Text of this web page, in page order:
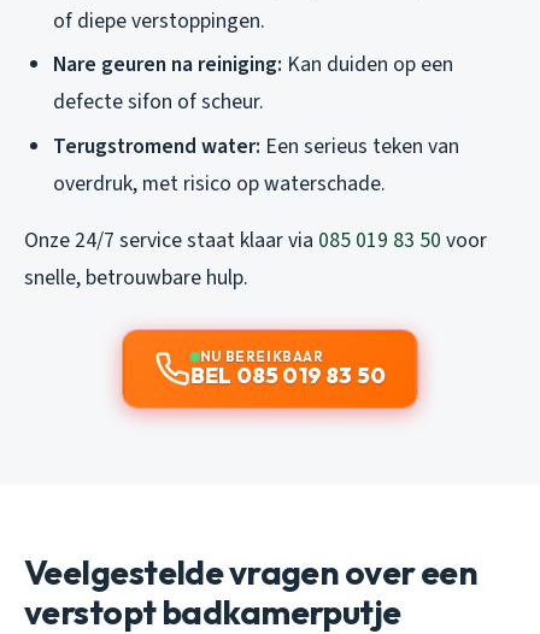
of diepe verstoppingen.
Nare geuren na reiniging: Kan duiden op een
defecte sifon of scheur.
Terugstromend water: Een serieus teken van
overdruk, met risico op waterschade.
Onze 24/7 service staat klaar via 085 019 83 50 voor
snelle, betrouwbare hulp.
NU BEREIKBAAR
BEL 085 019 83 50
Veelgestelde vragen over een
verstopt badkamerputje